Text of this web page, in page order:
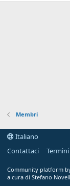
Membri
Italiano
Contattaci
Community platform
a cura di Stefano